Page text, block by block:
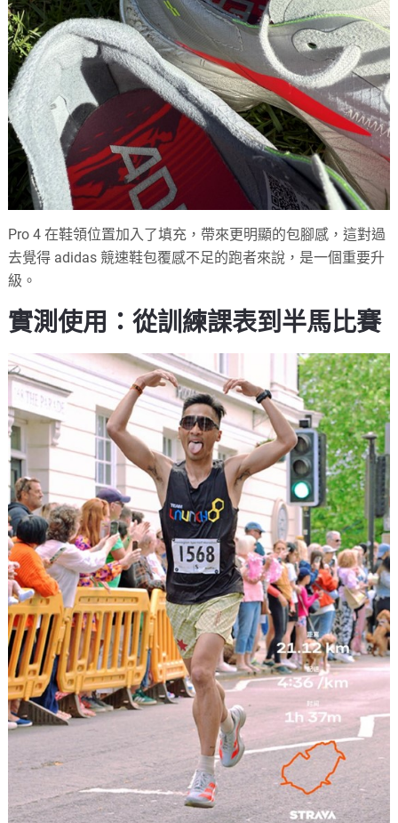
Pro 4 在鞋領位置加入了填充，帶來更明顯的包腳感，這對過
去覺得 adidas 競速鞋包覆感不足的跑者來說，是一個重要升
級。
實測使用：從訓練課表到半馬比賽